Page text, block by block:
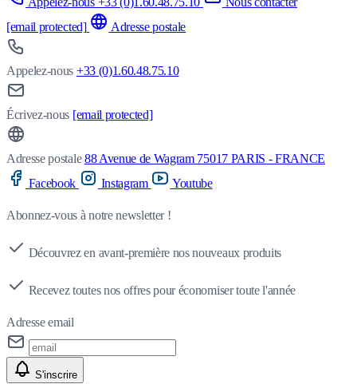
[email protected]
Adresse postale
Appelez-nous +33 (0)1.60.48.75.10
Écrivez-nous [email protected]
Adresse postale 88 Avenue de Wagram 75017 PARIS - FRANCE
Facebook
Instagram Youtube
Abonnez-vous à notre newsletter !
Découvrez en avant-première nos nouveaux produits
Recevez toutes nos offres pour économiser toute l'année
Adresse email
S'inscrire